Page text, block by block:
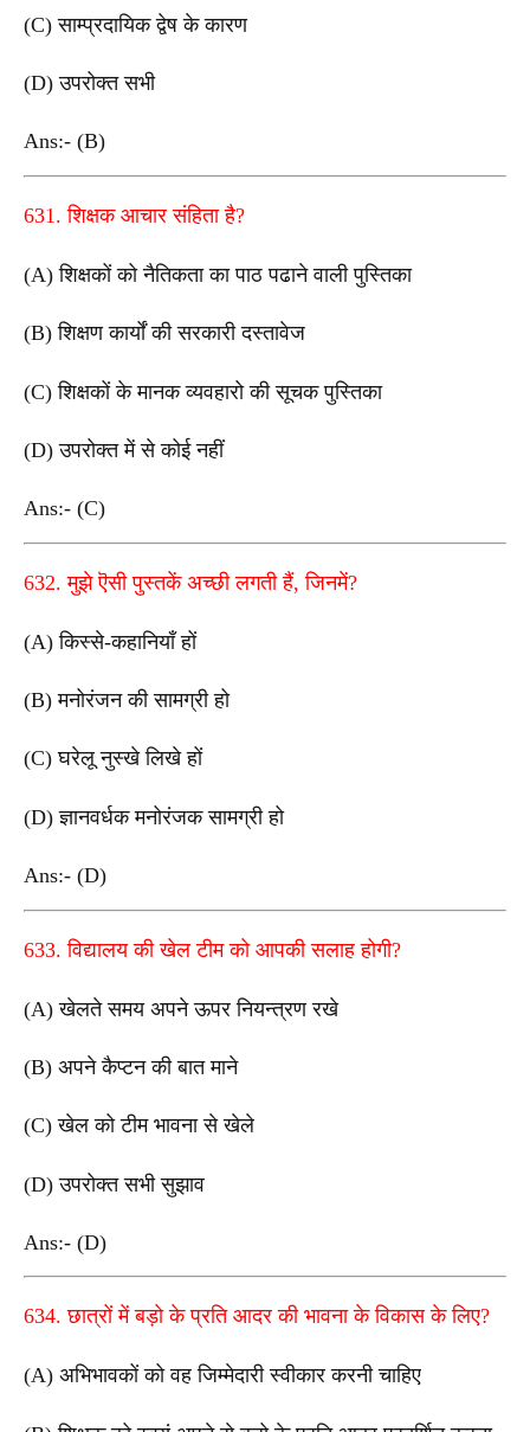
(C) साम्प्रदायिक द्वेष के कारण
(D) उपरोक्त सभी
Ans:- (B)
631. शिक्षक आचार संहिता है?
(A) शिक्षकों को नैतिकता का पाठ पढाने वाली पुस्तिका
(B) शिक्षण कार्यों की सरकारी दस्तावेज
(C) शिक्षकों के मानक व्यवहारो की सूचक पुस्तिका
(D) उपरोक्त में से कोई नहीं
Ans:- (C)
632. मुझे ऎसी पुस्तकें अच्छी लगती हैं, जिनमें?
(A) किस्से-कहानियाँ हों
(B) मनोरंजन की सामग्री हो
(C) घरेलू नुस्खे लिखे हों
(D) ज्ञानवर्धक मनोरंजक सामग्री हो
Ans:- (D)
633. विद्यालय की खेल टीम को आपकी सलाह होगी?
(A) खेलते समय अपने ऊपर नियन्त्रण रखे
(B) अपने कैप्टन की बात माने
(C) खेल को टीम भावना से खेले
(D) उपरोक्त सभी सुझाव
Ans:- (D)
634. छात्रों में बड़ो के प्रति आदर की भावना के विकास के लिए?
(A) अभिभावकों को वह जिम्मेदारी स्वीकार करनी चाहिए